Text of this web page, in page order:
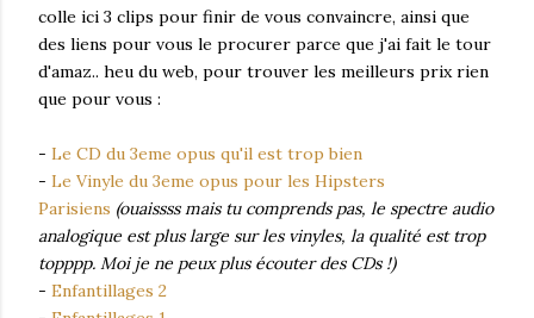
colle ici 3 clips pour finir de vous convaincre, ainsi que
des liens pour vous le procurer parce que j'ai fait le tour
d'amaz.. heu du web, pour trouver les meilleurs prix rien
que pour vous :
- Le CD du 3eme opus qu'il est trop bien
- Le Vinyle du 3eme opus pour les Hipsters
Parisiens (ouaissss mais tu comprends pas, le spectre audio
analogique est plus large sur les vinyles, la qualité est trop
topppp. Moi je ne peux plus écouter des CDs !)
- Enfantillages 2